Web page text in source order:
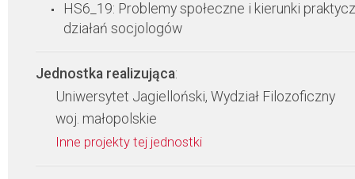
HS6_19: Problemy społeczne i kierunki
działań socjologów
Jednostka realizująca:
Uniwersytet Jagielloński, Wydział Filozoficzny
woj. małopolskie
Inne projekty tej jednostki